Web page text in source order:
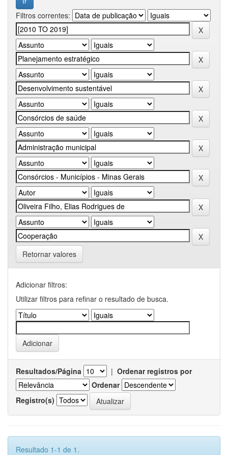
Filtros correntes:
Retornar valores
Adicionar filtros:
Utilizar filtros para refinar o resultado de busca.
Resultados/Página | Ordenar registros por
Ordenar
Registro(s)
Resultado 1-1 de 1.